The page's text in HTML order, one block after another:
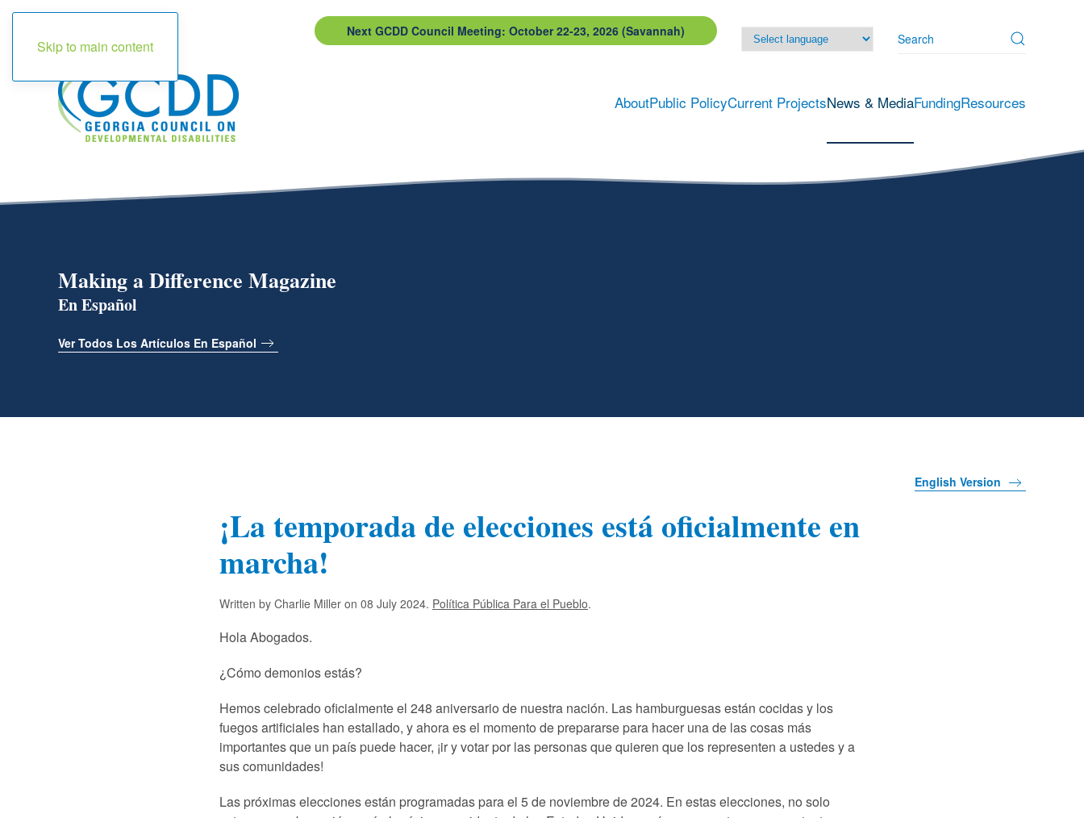
Skip to main content
Next GCDD Council Meeting: October 22-23, 2026 (Savannah)
AboutPublic PolicyCurrent ProjectsNews & MediaFundingResources
Making a Difference Magazine
En Español
Ver Todos Los Artículos En Español
English Version
¡La temporada de elecciones está oficialmente en
marcha!
Written by Charlie Miller on 08 July 2024. Política Pública Para el Pueblo.
Hola Abogados.
¿Cómo demonios estás?
Hemos celebrado oficialmente el 248 aniversario de nuestra nación. Las hamburguesas están cocidas y los
fuegos artificiales han estallado, y ahora es el momento de prepararse para hacer una de las cosas más
importantes que un país puede hacer, ¡ir y votar por las personas que quieren que los representen a ustedes y a
sus comunidades!
Las próximas elecciones están programadas para el 5 de noviembre de 2024. En estas elecciones, no solo